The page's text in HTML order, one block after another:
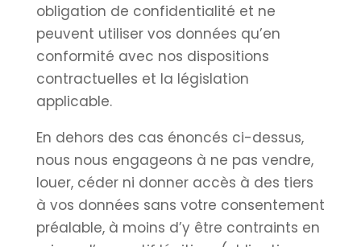
obligation de confidentialité et ne
peuvent utiliser vos données qu’en
conformité avec nos dispositions
contractuelles et la législation
applicable.
En dehors des cas énoncés ci-dessus,
nous nous engageons à ne pas vendre,
louer, céder ni donner accès à des tiers
à vos données sans votre consentement
préalable, à moins d’y être contraints en